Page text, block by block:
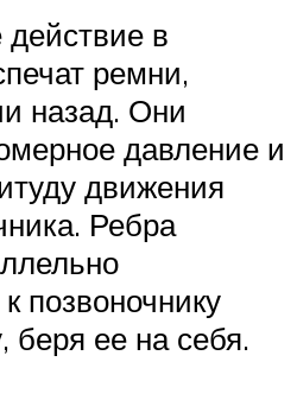
в
ремни,
назад. Они
давление и
движения
Ребра
позвоночнику
беря ее на себя.